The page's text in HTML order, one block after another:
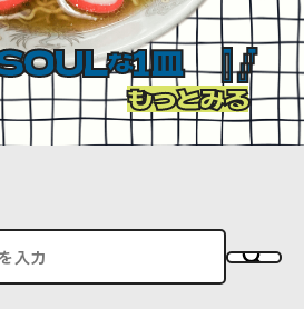
な1皿
もっとみる